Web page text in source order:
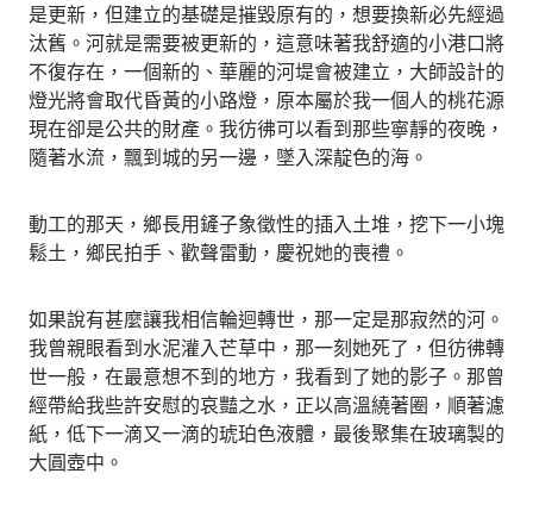
是更新，但建立的基礎是摧毀原有的，想要換新必先經過
汰舊。河就是需要被更新的，這意味著我舒適的小港口將
不復存在，一個新的、華麗的河堤會被建立，大師設計的
燈光將會取代昏黃的小路燈，原本屬於我一個人的桃花源
現在卻是公共的財產。我彷彿可以看到那些寧靜的夜晚，
隨著水流，飄到城的另一邊，墜入深靛色的海。
動工的那天，鄉長用鏟子象徵性的插入土堆，挖下一小塊
鬆土，鄉民拍手、歡聲雷動，慶祝她的喪禮。
如果說有甚麼讓我相信輪迴轉世，那一定是那寂然的河。
我曾親眼看到水泥灌入芒草中，那一刻她死了，但彷彿轉
世一般，在最意想不到的地方，我看到了她的影子。那曾
經帶給我些許安慰的哀豔之水，正以高溫繞著圈，順著濾
紙，低下一滴又一滴的琥珀色液體，最後聚集在玻璃製的
大圓壺中。